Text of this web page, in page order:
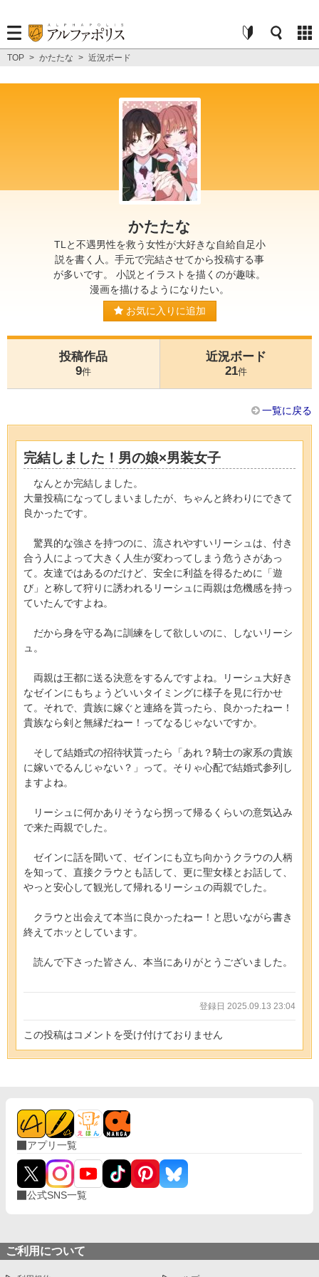
TOP > かたたな > 近況ボード
かたたな
TLと不遇男性を救う女性が大好きな自給自足小
説を書く人。手元で完結させてから投稿する事
が多いです。 小説とイラストを描くのが趣味。
漫画を描けるようになりたい。
お気に入りに追加
投稿作品
9件
近況ボード
21件
一覧に戻る
完結しました！男の娘×男装女子
なんとか完結しました。
大量投稿になってしまいましたが、ちゃんと終わりにできて
良かったです。
驚異的な強さを持つのに、流されやすいリーシュは、付き
合う人によって大きく人生が変わってしまう危うさがあっ
て。友達ではあるのだけど、安全に利益を得るために「遊
び」と称して狩りに誘われるリーシュに両親は危機感を持っ
ていたんですよね。
だから身を守る為に訓練をして欲しいのに、しないリーシ
ュ。
両親は王都に送る決意をするんですよね。リーシュ大好き
なゼインにもちょうどいいタイミングに様子を見に行かせ
て。それで、貴族に嫁ぐと連絡を貰ったら、良かったねー！
貴族なら剣と無縁だねー！ってなるじゃないですか。
そして結婚式の招待状貰ったら「あれ？騎士の家系の貴族
に嫁いでるんじゃない？」って。そりゃ心配で結婚式参列し
ますよね。
リーシュに何かありそうなら拐って帰るくらいの意気込み
で来た両親でした。
ゼインに話を聞いて、ゼインにも立ち向かうクラウの人柄
を知って、直接クラウとも話して、更に聖女様とお話して、
やっと安心して観光して帰れるリーシュの両親でした。
クラウと出会えて本当に良かったねー！と思いながら書き
終えてホッとしています。
読んで下さった皆さん、本当にありがとうございました。
登録日 2025.09.13 23:04
この投稿はコメントを受け付けておりません
アプリ一覧
公式SNS一覧
ご利用について